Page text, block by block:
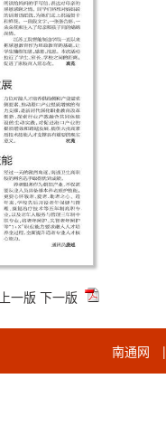
上一版 下一版
南通网 |